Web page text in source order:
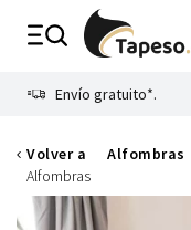
Envío gratuito*.
Volver a
Alfombras
Alfombras